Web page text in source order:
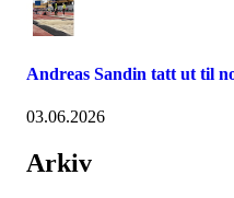
Andreas Sandin tatt ut til
03.06.2026
Arkiv